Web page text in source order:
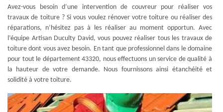
Avez-vous besoin d’une intervention de couvreur pour réaliser vos
travaux de toiture ? Si vous voulez rénover votre toiture ou réaliser des
réparations, n’hésitez pas à les réaliser au moment opportun. Avec
l’équipe Artisan Duculty David, vous pouvez réaliser tous les travaux de
toiture dont vous avez besoin. En tant que professionnel dans le domaine
pour tout le département 43320, nous effectuons un service de qualité à
la hauteur de votre demande. Nous fournissons ainsi étanchéité et
solidité à votre toiture.